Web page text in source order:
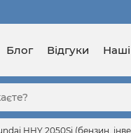
Блог Відгуки
HHY 2050Si (бензин,